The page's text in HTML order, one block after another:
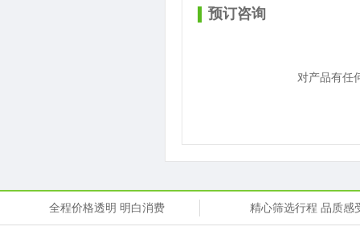
预订咨询
对产品有任
全程价格透明 明白消费 精心筛选行程 品质感